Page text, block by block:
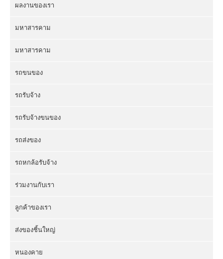
ผลงานของเรา
มหาสารคาม
มหาสารคาม
รถขนของ
รถรับจ้าง
รถรับจ้างขนของ
รถส่งของ
รถหกล้อรับจ้าง
ร่วมงานกับเรา
ลูกค้าของเรา
ส่งของชิ้นใหญ่
หนองคาย